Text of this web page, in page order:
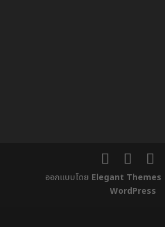
ออกแบบโดย Elegant Themes
WordPress